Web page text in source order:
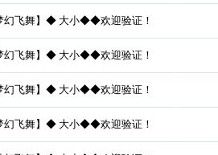
幻飞舞】◆ 大小◆◆欢迎验证！
幻飞舞】◆ 大小◆◆欢迎验证！
幻飞舞】◆ 大小◆◆欢迎验证！
幻飞舞】◆ 大小◆◆欢迎验证！